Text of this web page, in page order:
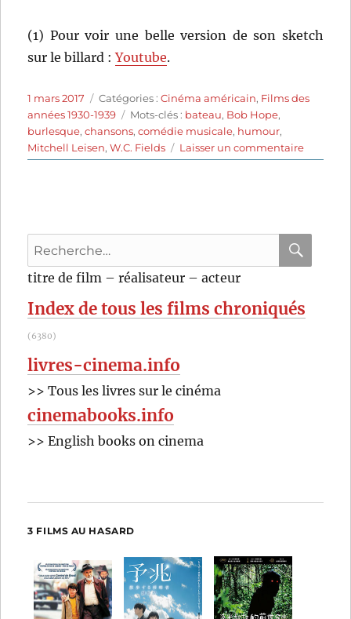
(1) Pour voir une belle version de son sketch
sur le billard :Youtube.
Publié
le
1 mars 2017 Catégories
Catégories :Cinéma américain, Films des
années 1930-1939
Étiquettes
Mots-clés : bateau, Bob Hope,
burlesque,chansons,comédie musicale, humour,
Mitchell Leisen,W.C. Fields Laisser un commentairesur
The
Recherche
pour
titre de film – réalisateur – acteur
Index de tous les films chroniqués
(6380)
livres-cinema.info
>> Tous les livres sur le cinéma
cinemabooks.info
>> English books on cinema
3 FILMS AU HASARD